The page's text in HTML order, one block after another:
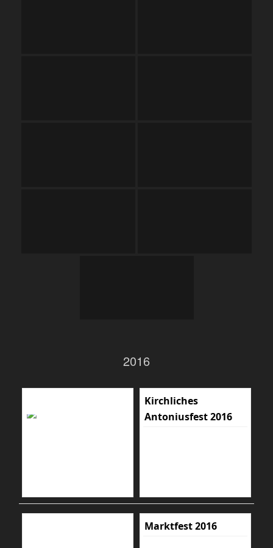
2016
Kirchliches
Antoniusfest 2016
Marktfest 2016